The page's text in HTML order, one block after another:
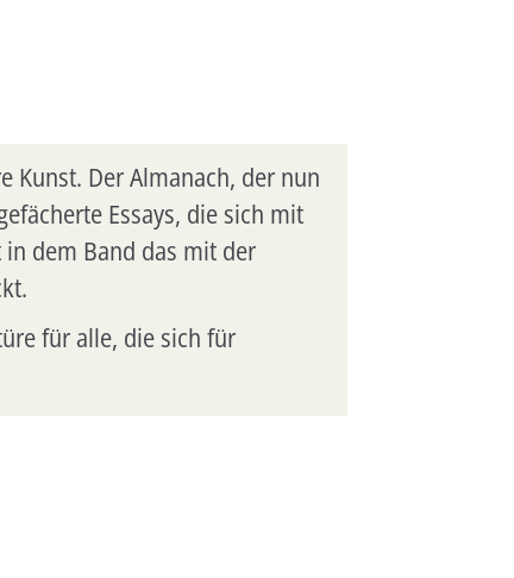
Kunst. Der Almanach, der nun
Essays, die sich mit
dem Band das mit der
für alle, die sich für